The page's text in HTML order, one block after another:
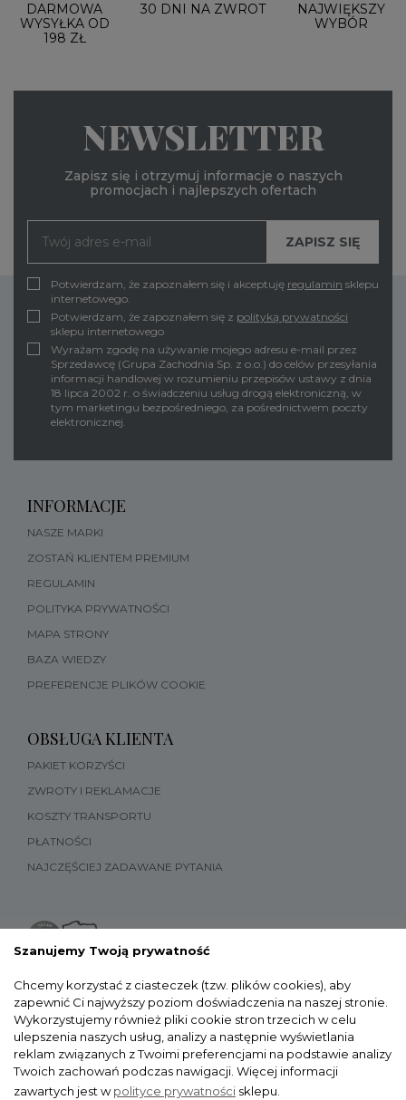
DARMOWA
WYSYŁKA OD
198 ZŁ
30 DNI NA ZWROT
NAJWIĘKSZY
WYBÓR
NEWSLETTER
Zapisz się i otrzymuj informacje o naszych
promocjach i najlepszych ofertach
Potwierdzam, że zapoznałem się i akceptuję regulamin sklepu
internetowego.
Potwierdzam, że zapoznałem się z polityką prywatności
sklepu internetowego
Wyrażam zgodę na używanie mojego adresu e-mail przez
Sprzedawcę (Grupa Zachodnia Sp. z o.o.) do celów przesyłania
informacji handlowej w rozumieniu przepisów ustawy z dnia
18 lipca 2002 r. o świadczeniu usług drogą elektroniczną, w
tym marketingu bezpośredniego, za pośrednictwem poczty
elektronicznej.
INFORMACJE
NASZE MARKI
ZOSTAŃ KLIENTEM PREMIUM
REGULAMIN
POLITYKA PRYWATNOŚCI
MAPA STRONY
BAZA WIEDZY
PREFERENCJE PLIKÓW COOKIE
OBSŁUGA KLIENTA
PAKIET KORZYŚCI
ZWROTY I REKLAMACJE
KOSZTY TRANSPORTU
PŁATNOŚCI
NAJCZĘŚCIEJ ZADAWANE PYTANIA
Szanujemy Twoją prywatność
Chcemy korzystać z ciasteczek (tzw. plików cookies), aby
zapewnić Ci najwyższy poziom doświadczenia na naszej stronie.
Wykorzystujemy również pliki cookie stron trzecich w celu
ulepszenia naszych usług, analizy a następnie wyświetlania
reklam związanych z Twoimi preferencjami na podstawie analizy
Twoich zachowań podczas nawigacji. Więcej informacji
zawartych jest wpolityce prywatności sklepu.